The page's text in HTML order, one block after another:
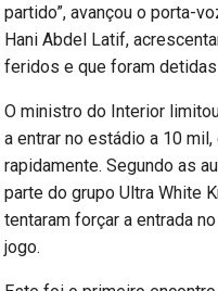
partido”, avançou o porta-
Hani Abdel Latif,
feridos e que foram
O ministro do Interior
a entrar no estádio a 10
rapidamente. Segundo as
parte do grupo Ultra White
tentaram forçar a entrada
jogo.